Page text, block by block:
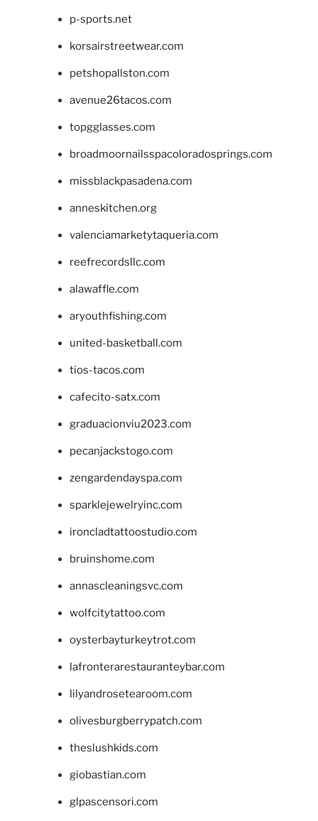
p-sports.net
korsairstreetwear.com
petshopallston.com
avenue26tacos.com
topgglasses.com
broadmoornailsspacoloradosprings.com
missblackpasadena.com
anneskitchen.org
valenciamarketytaqueria.com
reefrecordsllc.com
alawaffle.com
aryouthfishing.com
united-basketball.com
tios-tacos.com
cafecito-satx.com
graduacionviu2023.com
pecanjackstogo.com
zengardendayspa.com
sparklejewelryinc.com
ironcladtattoostudio.com
bruinshome.com
annascleaningsvc.com
wolfcitytattoo.com
oysterbayturkeytrot.com
lafronterarestauranteybar.com
lilyandrosetearoom.com
olivesburgberrypatch.com
theslushkids.com
giobastian.com
glpascensori.com